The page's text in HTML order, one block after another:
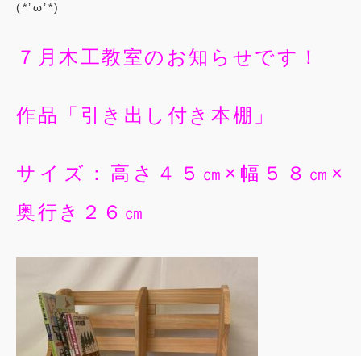
(*’ω’*)
７月木工教室のお知らせです！
作品「引き出し付き本棚」
サイズ：高さ４５㎝×幅５８㎝×
奥行き２６㎝